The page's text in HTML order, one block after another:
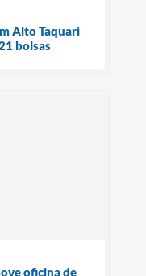
Alto Taquari
bolsas
oficina de